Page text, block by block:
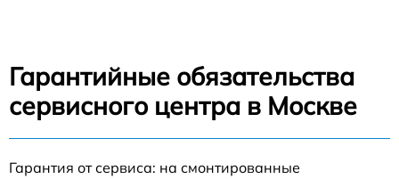
Гарантийные обязательства
сервисного центра в Москве
Гарантия от сервиса: на смонтированные